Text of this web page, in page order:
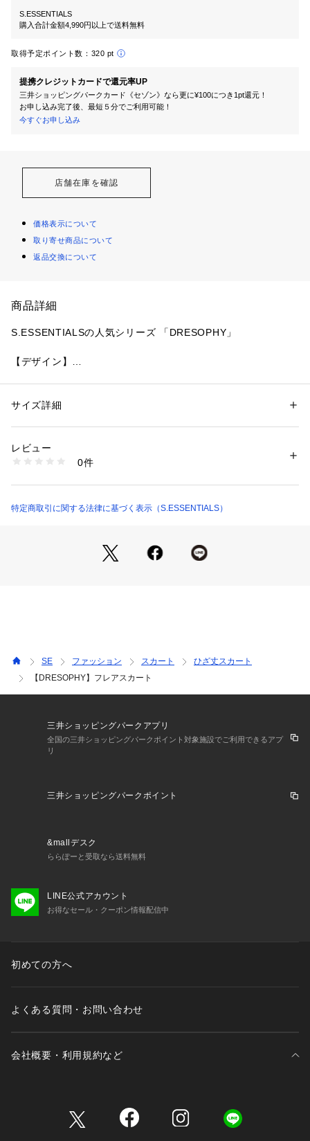
S.ESSENTIALS
購入合計金額4,990円以上で送料無料
取得予定ポイント数： 320 pt
提携クレジットカードで還元率UP
三井ショッピングパークカード《セゾン》なら更に¥100につき1pt還元！
お申し込み完了後、最短５分でご利用可能！
今すぐお申し込み
店舗在庫を確認
価格表示について
取り寄せ商品について
返品交換について
商品詳細
S.ESSENTIALSの人気シリーズ 「DRESOPHY」
【デザイン】
れるデザインがポイントです。
ウエストはゴム仕様で、ストレスフリーな着心地です。
られた編み機で編みたて、特殊なシルケットを施した日本発の
毛羽が少なく艶やかな光沢を持ち、肌触りは絹のようになめら
性別：レディース
素材：綿100%
商品番号：
P6S05606-- （ショップ）
サイズ詳細
レビュー
0件
特定商取引に関する法律に基づく表示（S.ESSENTIALS）
SE ファッション スカート
ひざ丈スカート
【DRESOPHY】フレアスカート
三井ショッピングパークアプリ
全国の三井ショッピングパークポイント対象施設でご利用できるアプ
リ
三井ショッピングパークポイント
&mallデスク
ららぽーと受取なら送料無料
LINE公式アカウント
お得なセール・クーポン情報配信中
初めての方へ
よくある質問・お問い合わせ
会社概要・利用規約など